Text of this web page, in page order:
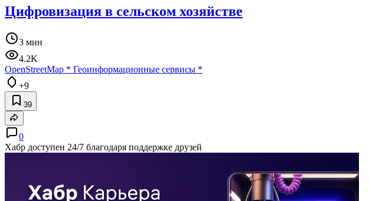
Цифровизация в сельском хозяйстве
3 мин
4.2K
OpenStreetMap * Геоинформационные сервисы *
+9
39
0
Хабр доступен 24/7 благодаря поддержке друзей